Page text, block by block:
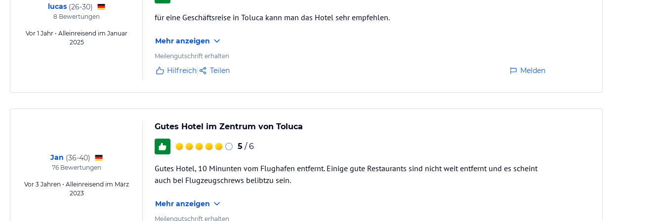
lucas (26-30)
8 Bewertungen
Vor 1 Jahr • Alleinreisend im Januar
2025
für eine Geschäftsreise in Toluca kann man das Hotel sehr empfehlen.
Mehr anzeigen
Meilengutschrift erhalten
Hilfreich Teilen Melden
Jan (36-40)
76 Bewertungen
Vor 3 Jahren • Alleinreisend im März
2023
Gutes Hotel im Zentrum von Toluca
5 / 6
Gutes Hotel, 10 Minunten vom Flughafen entfernt. Einige gute Restaurants sind nicht weit entfernt und es scheint
auch bei Flugzeugschrews belibtzu sein.
Mehr anzeigen
Meilengutschrift erhalten